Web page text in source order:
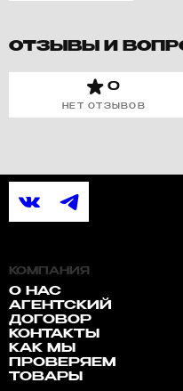
ОТЗЫВЫ И
0
НЕТ ОТЗЫВОВ
КОМПАНИЯ
О НАС
АГЕНТСКИЙ
ДОГОВОР
КОНТАКТЫ
КАК МЫ
ПРОВЕРЯЕМ
ТОВАРЫ